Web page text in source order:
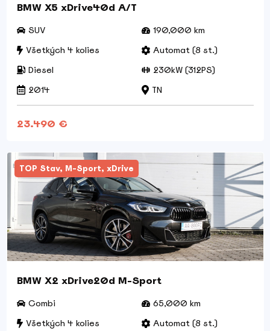
BMW X5 xDrive40d A/T
SUV
190,000 km
Všetkých 4 kolies
Automat (8 st.)
Diesel
230kW (312PS)
2014
TN
23.490 €
TOP Stav, M-Sport, xDrive
BMW X2 xDrive20d M-Sport
Combi
65,000 km
Všetkých 4 kolies
Automat (8 st.)